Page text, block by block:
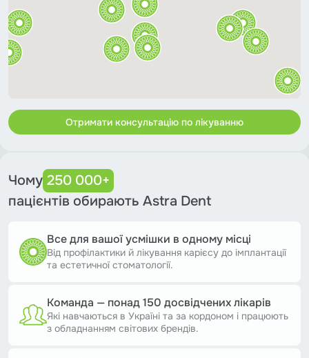
Отримати консультацію по лікуванню
Чому 250 000+
пацієнтів обирають Astra Dent
Все для вашої усмішки в одному місці
Від профілактики й лікування карієсу до імплантації
та естетичної стоматології.
Команда — понад 150 досвідчених лікарів
Які навчаються в Україні та за кордоном і працюють
з обладнанням світових брендів.